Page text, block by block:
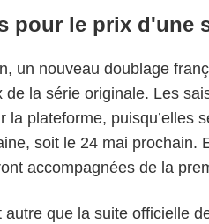
pour le prix d'une
un nouveau doublage
de la série originale. Les
la plateforme, puisqu’elles
soit le 24 mai prochain.
accompagnées de la
autre que la suite officielle